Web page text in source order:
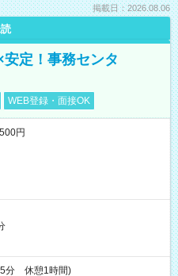
掲載日：2026.08.06
安定！事務センタ
WEB登録・面接OK
円
分 休憩1時間)